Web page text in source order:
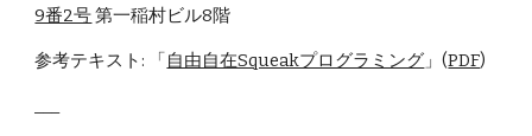
9番2号 第一稲村ビル8階
参考テキスト: 「自由自在Squeakプログラミング 」(PDF)